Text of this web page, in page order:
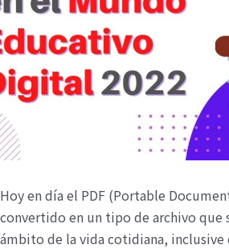
Hoy en día el PDF (Portable
convertido en un tipo de archivo que
ámbito de la vida cotidiana, inclusive